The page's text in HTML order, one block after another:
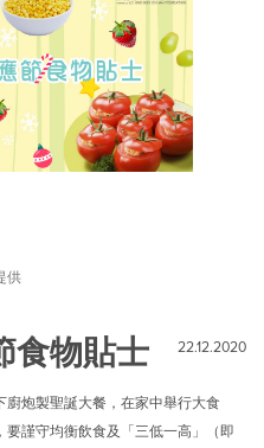
供
食物貼士 22.12.2020
炮製聖誕大餐，在家中舉行大食
謹守均衡飲食及「三低一高」（即